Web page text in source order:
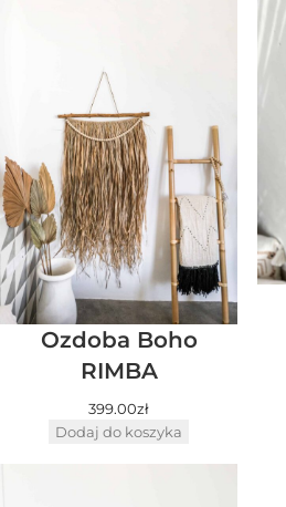
Ozdoba Boho
RIMBA
399.00zł
Dodaj do koszyka